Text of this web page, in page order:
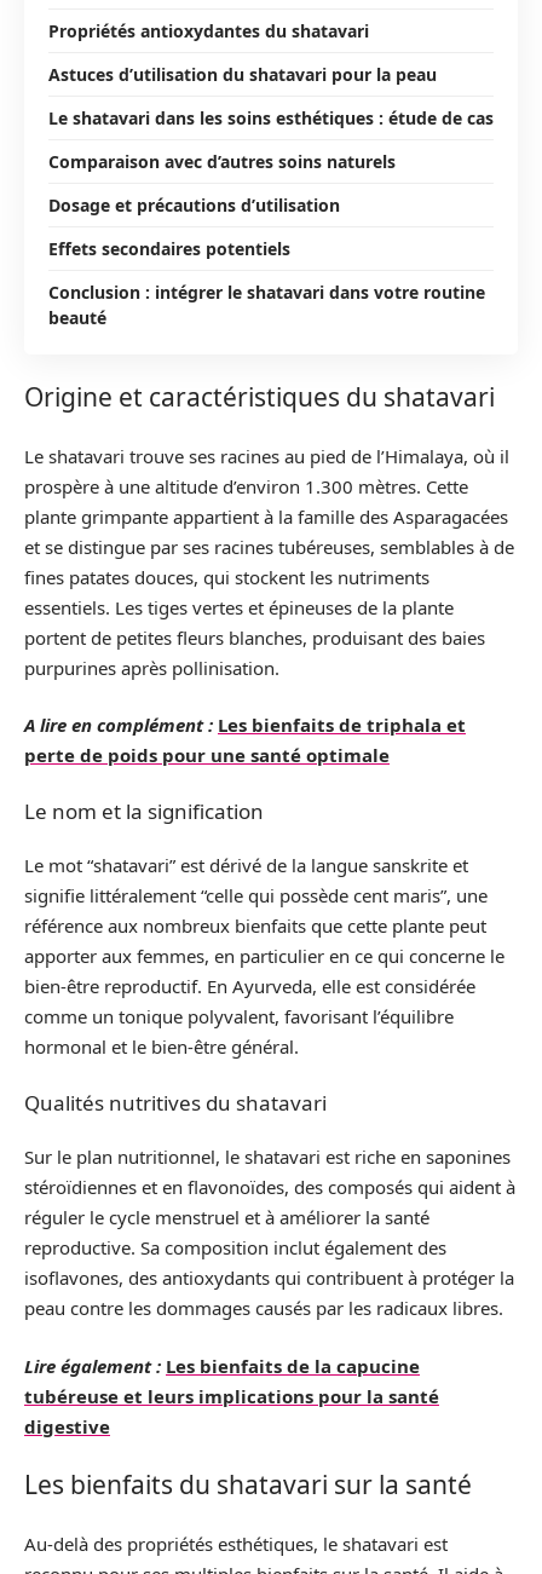
Propriétés antioxydantes du shatavari
Astuces d’utilisation du shatavari pour la peau
Le shatavari dans les soins esthétiques : étude de cas
Comparaison avec d’autres soins naturels
Dosage et précautions d’utilisation
Effets secondaires potentiels
Conclusion : intégrer le shatavari dans votre routine
beauté
Origine et caractéristiques du shatavari
Le shatavari trouve ses racines au pied de l’Himalaya, où il
prospère à une altitude d’environ 1.300 mètres. Cette
plante grimpante appartient à la famille des Asparagacées
et se distingue par ses racines tubéreuses, semblables à de
fines patates douces, qui stockent les nutriments
essentiels. Les tiges vertes et épineuses de la plante
portent de petites fleurs blanches, produisant des baies
purpurines après pollinisation.
A lire en complément : Les bienfaits de triphala et
perte de poids pour une santé optimale
Le nom et la signification
Le mot “shatavari” est dérivé de la langue sanskrite et
signifie littéralement “celle qui possède cent maris”, une
référence aux nombreux bienfaits que cette plante peut
apporter aux femmes, en particulier en ce qui concerne le
bien-être reproductif. En Ayurveda, elle est considérée
comme un tonique polyvalent, favorisant l’équilibre
hormonal et le bien-être général.
Qualités nutritives du shatavari
Sur le plan nutritionnel, le shatavari est riche en saponines
stéroïdiennes et en flavonoïdes, des composés qui aident à
réguler le cycle menstruel et à améliorer la santé
reproductive. Sa composition inclut également des
isoflavones, des antioxydants qui contribuent à protéger la
peau contre les dommages causés par les radicaux libres.
Lire également : Les bienfaits de la capucine
tubéreuse et leurs implications pour la santé
digestive
Les bienfaits du shatavari sur la santé
Au-delà des propriétés esthétiques, le shatavari est